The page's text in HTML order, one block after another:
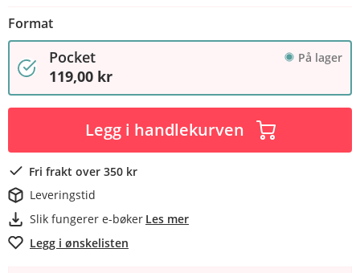
Format
Pocket På lager
119,00 kr
Legg i handlekurven
Fri frakt over 350 kr
Leveringstid
Slik fungerer e-bøker Les mer
Legg i ønskelisten